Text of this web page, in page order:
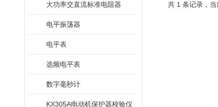
大功率交直流标准电阻器
电平振荡器
电平表
选频电平表
数字毫秒计
KX305A电动机保护器校验仪
共 1 条记录，